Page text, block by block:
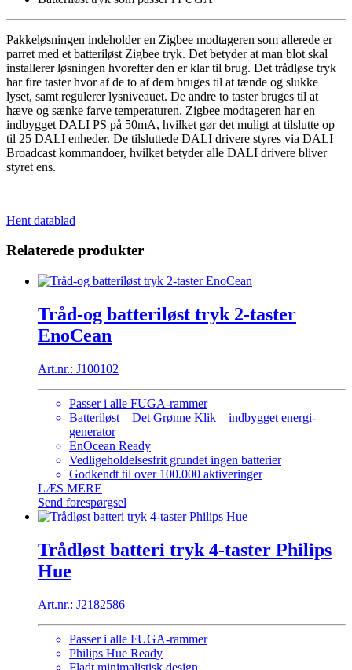
Pakkeløsningen indeholder en Zigbee modtageren som allerede er
parret med et batteriløst Zigbee tryk. Det betyder at man blot skal
installerer løsningen hvorefter den er klar til brug. Det trådløse tryk
har fire taster hvor af de to af dem bruges til at tænde og slukke
lyset, samt regulerer lysniveauet. De andre to taster bruges til at
hæve og sænke farve temperaturen. Zigbee modtageren har en
indbygget DALI PS på 50mA, hvilket gør det muligt at tilslutte op
til 25 DALI enheder. De tilsluttede DALI drivere styres via DALI
Broadcast kommandoer, hvilket betyder alle DALI drivere bliver
styret ens.
Hent datablad
Relaterede produkter
Tråd-og batteriløst tryk 2-taster
EnoCean
Art.nr.: J100102
Passer i alle FUGA-rammer
Batteriløst – Det Grønne Klik – indbygget energi-
generator
EnOcean Ready
Vedligeholdelsesfrit grundet ingen batterier
Godkendt til over 100.000 aktiveringer
LÆS MERE
Send forespørgsel
Trådløst batteri tryk 4-taster Philips
Hue
Art.nr.: J2182586
Passer i alle FUGA-rammer
Philips Hue Ready
Fladt minimalistisk design